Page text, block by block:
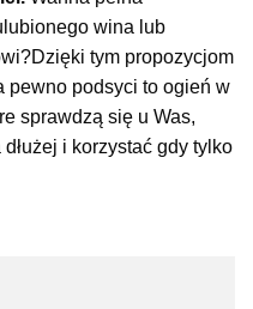
wina lub
tym propozycjom
pewno podsyci to ogień w
sprawdzą się u Was,
i korzystać gdy tylko